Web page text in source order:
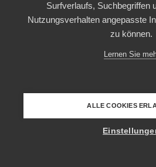
Surfverlaufs, Suchbegriffen
Nutzungsverhalten angepasste
zu können.
Lernen Sie
ALLE COOKIES